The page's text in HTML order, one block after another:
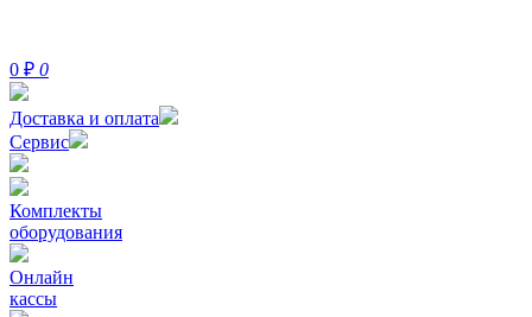
0 ₽ 0
Доставка и оплата
Сервис
Комплекты
оборудования
Онлайн
кассы